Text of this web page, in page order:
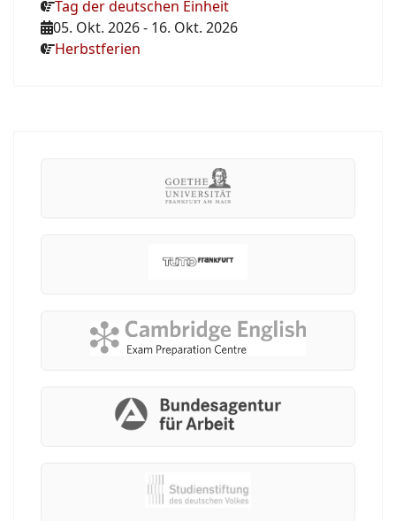
Tag der deutschen Einheit
05. Okt. 2026- 16. Okt. 2026
Herbstferien